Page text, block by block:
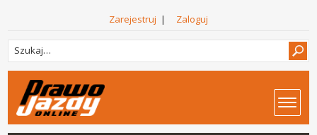
Zarejestruj | Zaloguj